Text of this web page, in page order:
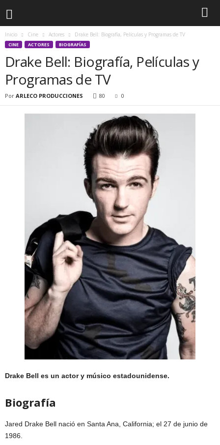
Inicio Cine Actores Drake Bell: Biografía, Películas y Programas de TV
CINE ACTORES BIOGRAFÍAS
Drake Bell: Biografía, Películas y
Programas de TV
Por ARLECO PRODUCCIONES 80 0
Drake Bell es un actor y músico estadounidense.
Biografía
Jared Drake Bell nació en Santa Ana, California; el 27 de junio de
1986.